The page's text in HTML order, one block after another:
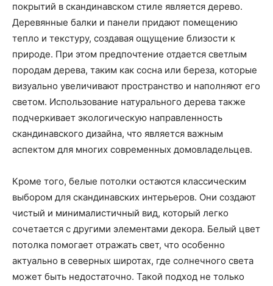
покрытий в скандинавском стиле является дерево.
Деревянные балки и панели придают помещению
тепло и текстуру, создавая ощущение близости к
природе. При этом предпочтение отдается светлым
породам дерева, таким как сосна или береза, которые
визуально увеличивают пространство и наполняют его
светом. Использование натурального дерева также
подчеркивает экологическую направленность
скандинавского дизайна, что является важным
аспектом для многих современных домовладельцев.
Кроме того, белые потолки остаются классическим
выбором для скандинавских интерьеров. Они создают
чистый и минималистичный вид, который легко
сочетается с другими элементами декора. Белый цвет
потолка помогает отражать свет, что особенно
актуально в северных широтах, где солнечного света
может быть недостаточно. Такой подход не только